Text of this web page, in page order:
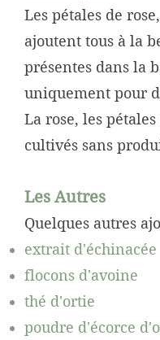
Les pétales de
ajoutent tous à la
présentes dans la
uniquement pour
La rose, les
cultivés sans
Les Autres
Quelques autres
extrait d'échinacée
flocons d'avoine
thé d'ortie
poudre d'écorce